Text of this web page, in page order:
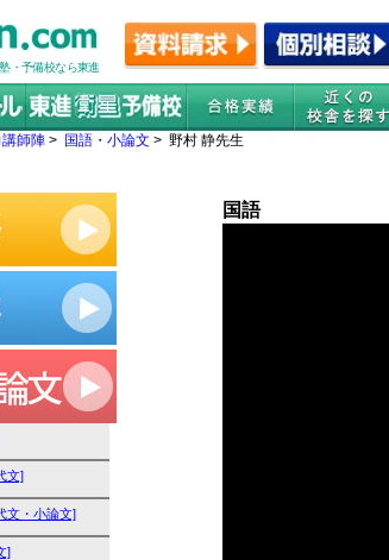
・予備校なら東進
師陣 > 国語・小論文 > 野村 静先生
文]
文・小論文]
]
国語